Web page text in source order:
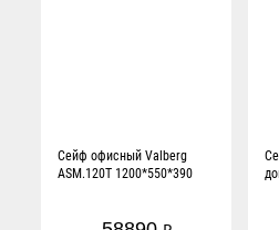
Сейф офисный Valberg
ASM.120T 1200*550*390